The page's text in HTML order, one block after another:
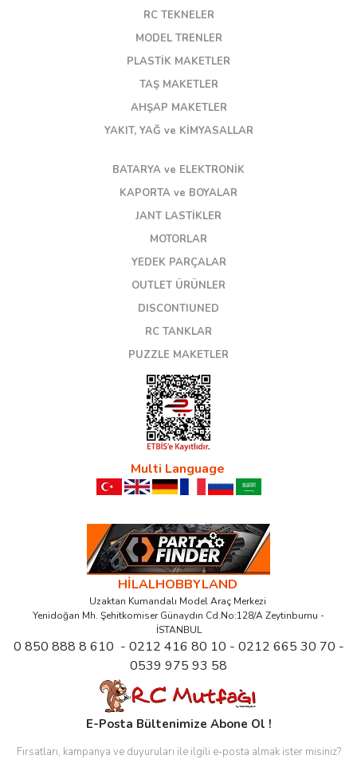
RC TEKNELER
MODEL TRENLER
PLASTİK MAKETLER
TAŞ MAKETLER
AHŞAP MAKETLER
YAKIT, YAĞ ve KİMYASALLAR
BATARYA ve ELEKTRONİK
KAPORTA ve BOYALAR
JANT LASTİKLER
MOTORLAR
YEDEK PARÇALAR
OUTLET ÜRÜNLER
DISCONTIUNED
RC TANKLAR
PUZZLE MAKETLER
Multi Language
HİLALHOBBYLAND
Uzaktan Kumandalı Model Araç Merkezi
Yenidoğan Mh. Şehitkomiser Günaydın Cd.No:128/A Zeytinburnu -
İSTANBUL
0 850 888 8 610 - 0212 416 80 10 - 0212 665 30 70 -
0539 975 93 58
E-Posta Bültenimize Abone Ol !
Fırsatları, kampanya ve duyuruları ile ilgili e-posta almak ister misiniz?